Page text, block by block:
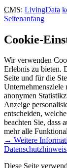
CMS: LivingData
Seitenanfang
Cookie-
Wir verwenden
Erlebnis zu bieten.
Seite und für die
anonymen
Anzeige
entscheiden,
beachten Sie, dass
mehr alle
→ Weitere
Diese Seite